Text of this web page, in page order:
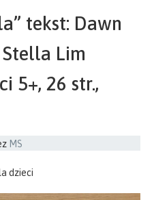
tekst: Dawn
Lim
5+, 26 str.,
MS
dzieci